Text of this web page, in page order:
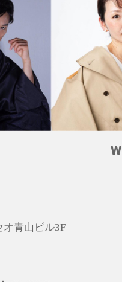
青山ビル3F